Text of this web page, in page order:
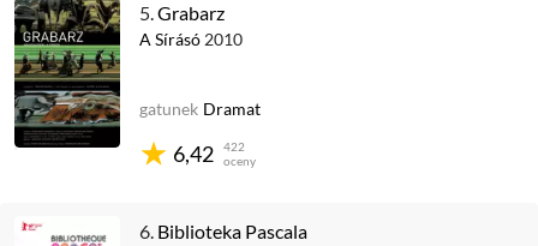
5.Grabarz
A Sírásó 2010
6,42
422
oceny
gatunek Dramat
6. Biblioteka Pascala